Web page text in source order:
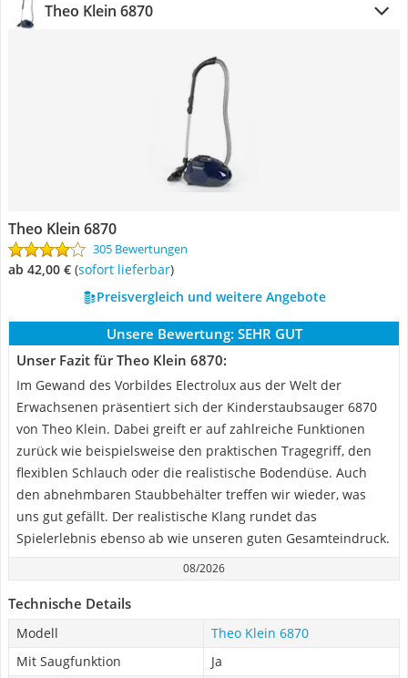
Theo Klein 6870
Theo Klein 6870
305 Bewertungen
ab 42,00 € ( Sofort lieferbar)
Preisvergleich und weitere Angebote
Unsere Bewertung: SEHR GUT
Unser Fazit für Theo Klein 6870:
Im Gewand des Vorbildes Electrolux aus der Welt der
Erwachsenen präsentiert sich der Kinderstaubsauger 6870
von Theo Klein. Dabei greift er auf zahlreiche Funktionen
zurück wie beispielsweise den praktischen Tragegriff, den
flexiblen Schlauch oder die realistische Bodendüse. Auch
den abnehmbaren Staubbehälter treffen wir wieder, was
uns gut gefällt. Der realistische Klang rundet das
Spielerlebnis ebenso ab wie unseren guten Gesamteindruck.
08/2026
Technische Details
Modell
Theo Klein 6870
Mit Saugfunktion
Ja